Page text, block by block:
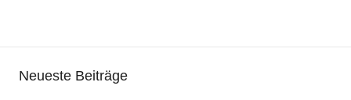
Neueste Beiträge